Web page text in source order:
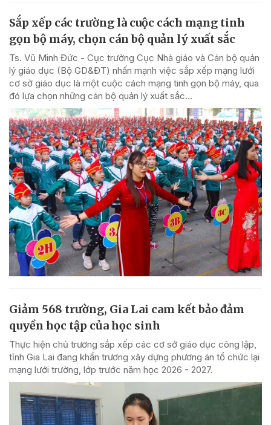
Sắp xếp các trường là cuộc cách mạng tinh
gọn bộ máy, chọn cán bộ quản lý xuất sắc
Ts. Vũ Minh Đức - Cục trưởng Cục Nhà giáo và Cán bộ quản
lý giáo dục (Bộ GD&ĐT) nhấn mạnh việc sắp xếp mạng lưới
cơ sở giáo dục là một cuộc cách mạng tinh gọn bộ máy, qua
đó lựa chọn những cán bộ quản lý xuất sắc...
Giảm 568 trường, Gia Lai cam kết bảo đảm
quyền học tập của học sinh
Thực hiện chủ trương sắp xếp các cơ sở giáo dục công lập,
tỉnh Gia Lai đang khẩn trương xây dựng phương án tổ chức lại
mạng lưới trường, lớp trước năm học 2026 - 2027.